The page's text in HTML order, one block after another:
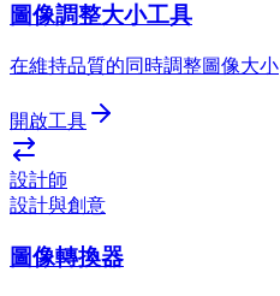
圖像調整大小工具
在維持品質的同時調整圖像大小
開啟工具
設計師
設計與創意
圖像轉換器